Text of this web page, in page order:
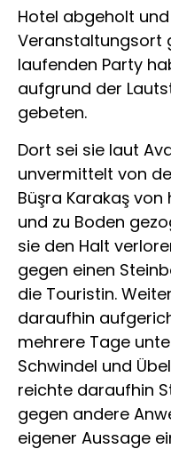
Hotel abgeholt
Veranstaltungsort
laufenden Party
aufgrund der
gebeten.
Dort sei sie laut
unvermittelt von
Büşra Karakaş
und zu Boden
sie den Halt
gegen einen
die Touristin.
daraufhin
mehrere Tage
Schwindel und
reichte daraufhin
gegen andere
eigener Aussage